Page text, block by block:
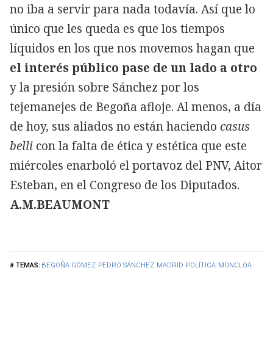
BEGOÑA GÓMEZ PEDRO SÁNCHEZ MADRID POLÍTICA MONCLOA
no iba a servir para nada todavía. Así que lo
único que les queda es que los tiempos
líquidos en los que nos movemos hagan que
el interés público pase de un lado a otro
y la presión sobre Sánchez por los
tejemanejes de Begoña afloje. Al menos, a día
de hoy, sus aliados no están haciendo casus
belli con la falta de ética y estética que este
miércoles enarboló el portavoz del PNV, Aitor
Esteban, en el Congreso de los Diputados.
A.M.BEAUMONT